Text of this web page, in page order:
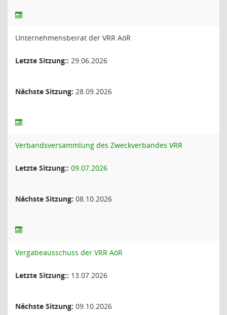
Unternehmensbeirat der VRR AöR
Letzte Sitzung:: 29.06.2026
Nächste Sitzung: 28.09.2026
Verbandsversammlung des Zweckverbandes VRR
Letzte Sitzung:: 09.07.2026
Nächste Sitzung: 08.10.2026
Vergabeausschuss der VRR AöR
Letzte Sitzung:: 13.07.2026
Nächste Sitzung: 09.10.2026